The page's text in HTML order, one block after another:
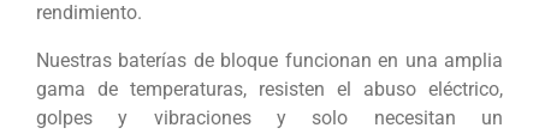
rendimiento.
Nuestras baterías de bloque funcionan en una amplia
gama de temperaturas, resisten el abuso eléctrico,
golpes y vibraciones y solo necesitan un